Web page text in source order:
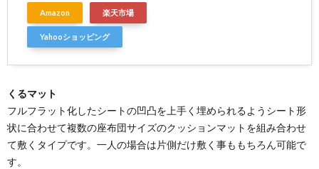
Amazon 楽天市場
Yahooショッピング
くるマット
フルフラット化したシートの凹凸を上手く埋められるようシート形
状に合わせて複数の座布団サイズのクッションマットを組み合わせ
て敷くタイプです。一人の場合は片側だけ敷く事ももちろん可能で
す。